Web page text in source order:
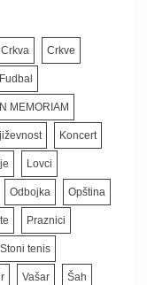
Crkva Crkve
Fudbal
IN MEMORIAM
Koncert
Lovci
Odbojka Opština
Praznici
Stoni tenis
Vašar Šah